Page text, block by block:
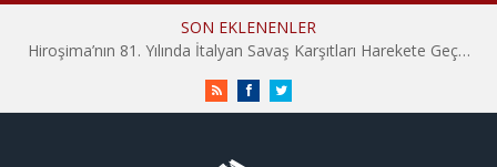
SON EKLENENLER
Hiroşima’nın 81. Yılında İtalyan Savaş Karşıtları Harekete Geçti: “Hatırlamak yeterli değil”
RSS FacebookTwitter